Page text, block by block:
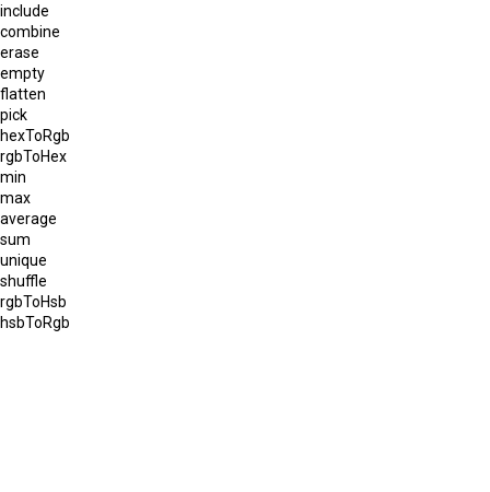
include
combine
erase
empty
flatten
pick
hexToRgb
rgbToHex
min
max
average
sum
unique
shuffle
rgbToHsb
hsbToRgb